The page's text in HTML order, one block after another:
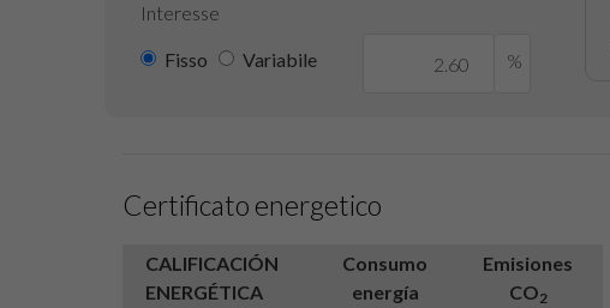
Interesse
Fisso Variabile %
Certificato energetico
CALIFICACIÓN
ENERGÉTICA
Consumo
energía
Emisiones
CO2